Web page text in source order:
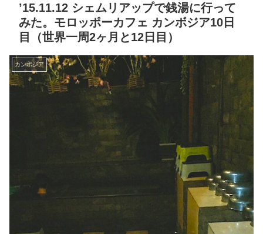
’15.11.12 シェムリアップで銭湯に行って
みた。モロッポーカフェ カンボジア10日
目（世界一周2ヶ月と12日目）
カンボジア